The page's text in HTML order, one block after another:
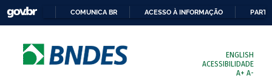
COMUNICA BR ACESSO À INFORMAÇÃO
ENGLISH
ACESSIBILIDADE
A+ A-